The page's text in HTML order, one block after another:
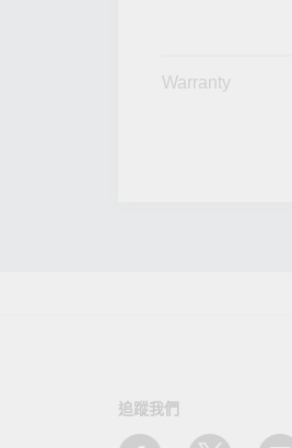
Warranty
追蹤我們